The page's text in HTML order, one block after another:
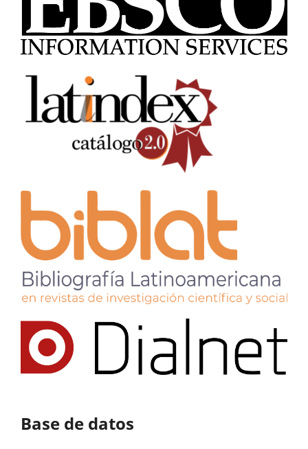
Base de datos